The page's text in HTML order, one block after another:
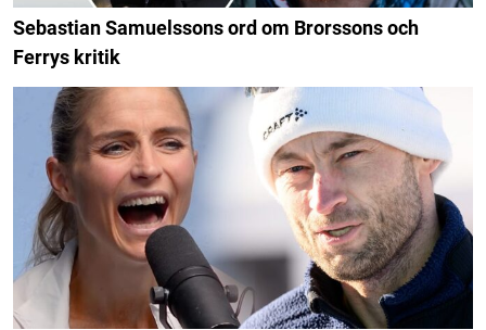
Sebastian Samuelssons ord om Brorssons och
Ferrys kritik